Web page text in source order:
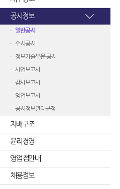
공시정보
일반공시
수시공시
정보기술부문 공시
사업보고서
감사보고서
영업보고서
공시정보관리규정
지배구조
윤리경영
영업점안내
채용정보